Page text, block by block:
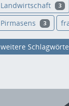
Landwirtschaft 3
Pirmasens 3
weitere